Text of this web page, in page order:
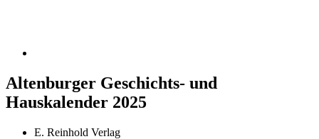
Altenburger Geschichts- und
Hauskalender 2025
E. Reinhold Verlag